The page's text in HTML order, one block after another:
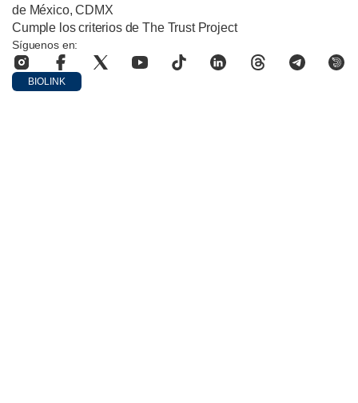
de México, CDMX
Cumple los criterios de The Trust Project
Síguenos en:
BIOLINK